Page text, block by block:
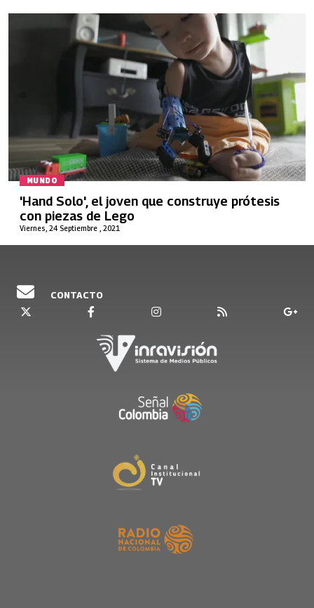
MUNDO
Viernes, 24 Septiembre , 2021
'Hand Solo', el joven que construye prótesis
con piezas de Lego
CONTACTO